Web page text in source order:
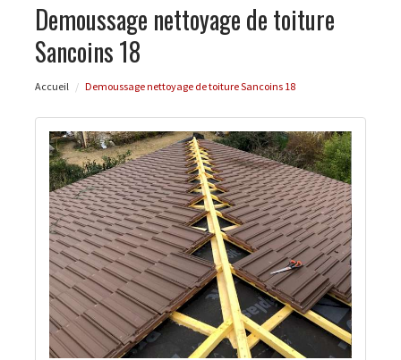
Demoussage nettoyage de toiture
Sancoins 18
Accueil Demoussage nettoyage de toiture Sancoins 18